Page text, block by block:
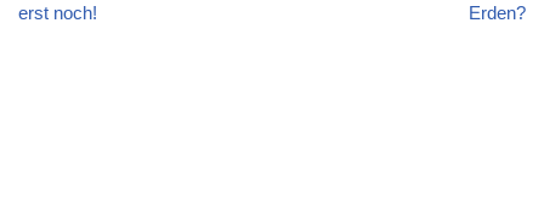
erst noch!
Erden?